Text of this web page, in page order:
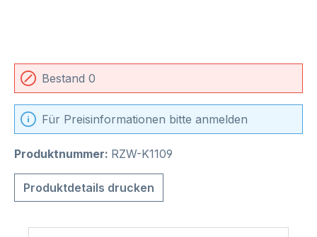
Bestand 0
Für Preisinformationen bitte anmelden
Produktnummer: RZW-K1109
Produktdetails drucken